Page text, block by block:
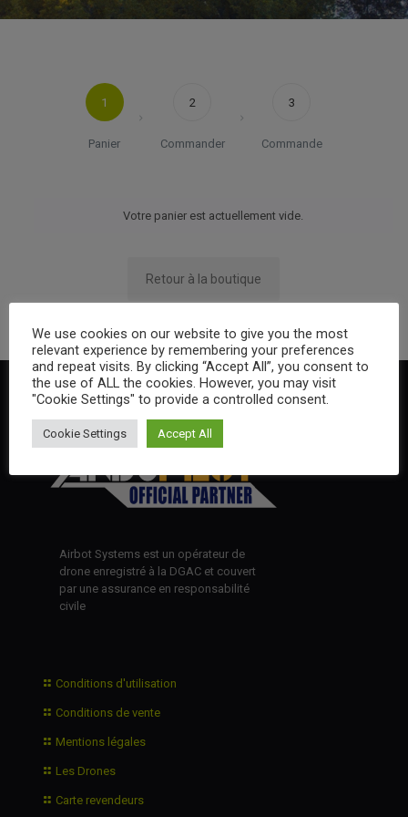
1
Panier
2
Commander
3
Commande
Votre panier est actuellement vide.
Retour à la boutique
Airbot Systems est un opérateur de
drone enregistré à la DGAC et couvert
par une assurance en responsabilité
civile
Conditions d'utilisation
Conditions de vente
Mentions légales
Les Drones
Carte revendeurs
We use cookies on our website to give you the most
relevant experience by remembering your preferences
and repeat visits. By clicking “Accept All”, you consent to
the use of ALL the cookies. However, you may visit
"Cookie Settings" to provide a controlled consent.
Cookie Settings Accept All